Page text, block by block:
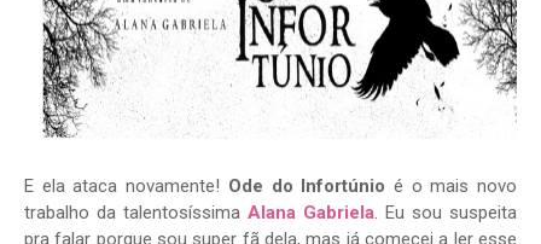
E ela ataca novamente! Ode do Infortúnio é o mais novo
trabalho da talentosíssima Alana Gabriela. Eu sou suspeita
pra falar porque sou super fã dela, mas já comecei a ler esse